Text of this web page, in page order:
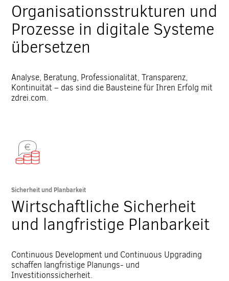
Organisationsstrukturen und
Prozesse in digitale Systeme
übersetzen
Analyse, Beratung, Professionalität, Transparenz,
Kontinuität – das sind die Bausteine für Ihren Erfolg mit
zdrei.com.
Sicherheit und Planbarkeit
Wirtschaftliche Sicherheit
und langfristige Planbarkeit
Continuous Development und Continuous Upgrading
schaffen langfristige Planungs- und
Investitionssicherheit.